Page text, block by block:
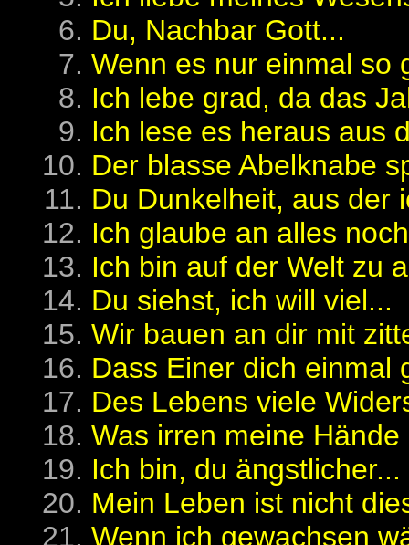
Du, Nachbar Gott...
Wenn es nur einmal so
Ich lebe grad, da das
Ich lese es heraus aus
Der blasse Abelknabe
Du Dunkelheit, aus der
Ich glaube an alles
Ich bin auf der Welt zu
Du siehst, ich will viel...
Wir bauen an dir mit
Dass Einer dich einmal
Des Lebens viele
Was irren meine
Ich bin, du ängstlicher...
Mein Leben ist nicht
Wenn ich gewachsen